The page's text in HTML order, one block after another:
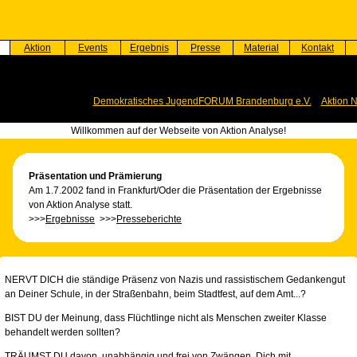
Aktion Events Ergebnis Presse Material Kontakt
Demokratisches JugendFORUM Brandenburg e.V. Aktion
Willkommen auf der Webseite von Aktion Analyse!
Präsentation und Prämierung
Am 1.7.2002 fand in Frankfurt/Oder die Präsentation der Ergebnisse
von Aktion Analyse statt.
>>>Ergebnisse >>>Presseberichte
NERVT DICH die ständige Präsenz von Nazis und rassistischem Gedankengut
an Deiner Schule, in der Straßenbahn, beim Stadtfest, auf dem Amt...?
BIST DU der Meinung, dass Flüchtlinge nicht als Menschen zweiter Klasse
behandelt werden sollten?